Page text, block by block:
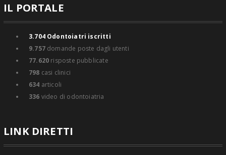
IL PORTALE
3.704Odontoiatri iscritti
9.757domande poste dagli utenti
77.620 risposte pubblicate
798 casi clinici
634 articoli
336 video di odontoiatria
LINK DIRETTI